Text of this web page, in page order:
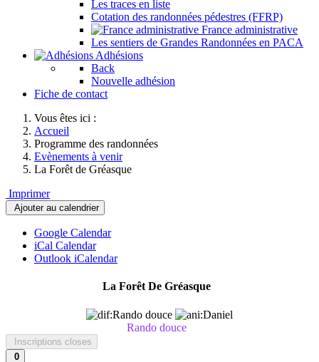
Les traces en liste
Cotation des randonnées pédestres (FFRP)
France administrative
Les sentiers de Grandes Randonnées en PACA
Adhésions
Back
Nouvelle adhésion
Fiche de contact
Vous êtes ici :
Accueil
Programme des randonnées
Evènements à venir
La Forêt de Gréasque
Imprimer
Ajouter au calendrier
Google Calendar
iCal Calendar
Outlook iCalendar
La Forêt De Gréasque
Rando douce
Inscriptions closes
0